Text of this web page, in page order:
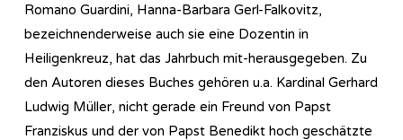
Romano Guardini, Hanna-Barbara Gerl-Falkovitz,
bezeichnenderweise auch sie eine Dozentin in
Heiligenkreuz, hat das Jahrbuch mit-herausgegeben. Zu
den Autoren dieses Buches gehören u.a. Kardinal Gerhard
Ludwig Müller, nicht gerade ein Freund von Papst
Franziskus und der von Papst Benedikt hoch geschätzte